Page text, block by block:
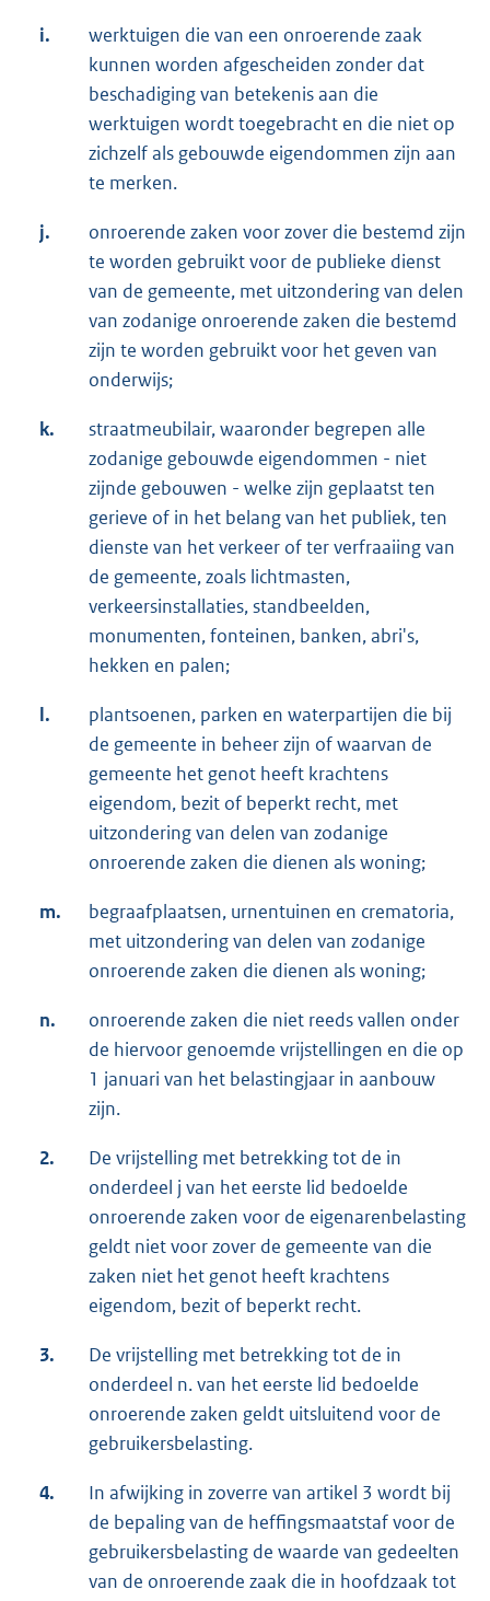
i.
werktuigen die van een onroerende zaak
kunnen worden afgescheiden zonder dat
beschadiging van betekenis aan die
werktuigen wordt toegebracht en die niet op
zichzelf als gebouwde eigendommen zijn aan
te merken.
j.
onroerende zaken voor zover die bestemd zijn
te worden gebruikt voor de publieke dienst
van de gemeente, met uitzondering van delen
van zodanige onroerende zaken die bestemd
zijn te worden gebruikt voor het geven van
onderwijs;
k.
straatmeubilair, waaronder begrepen alle
zodanige gebouwde eigendommen - niet
zijnde gebouwen - welke zijn geplaatst ten
gerieve of in het belang van het publiek, ten
dienste van het verkeer of ter verfraaiing van
de gemeente, zoals lichtmasten,
verkeersinstallaties, standbeelden,
monumenten, fonteinen, banken, abri's,
hekken en palen;
l.
plantsoenen, parken en waterpartijen die bij
de gemeente in beheer zijn of waarvan de
gemeente het genot heeft krachtens
eigendom, bezit of beperkt recht, met
uitzondering van delen van zodanige
onroerende zaken die dienen als woning;
m.
begraafplaatsen, urnentuinen en crematoria,
met uitzondering van delen van zodanige
onroerende zaken die dienen als woning;
n.
onroerende zaken die niet reeds vallen onder
de hiervoor genoemde vrijstellingen en die op
1 januari van het belastingjaar in aanbouw
zijn.
2.
De vrijstelling met betrekking tot de in
onderdeel j van het eerste lid bedoelde
onroerende zaken voor de eigenarenbelasting
geldt niet voor zover de gemeente van die
zaken niet het genot heeft krachtens
eigendom, bezit of beperkt recht.
3.
De vrijstelling met betrekking tot de in
onderdeel n. van het eerste lid bedoelde
onroerende zaken geldt uitsluitend voor de
gebruikersbelasting.
4.
In afwijking in zoverre van artikel 3 wordt bij
de bepaling van de heffingsmaatstaf voor de
gebruikersbelasting de waarde van gedeelten
van de onroerende zaak die in hoofdzaak tot